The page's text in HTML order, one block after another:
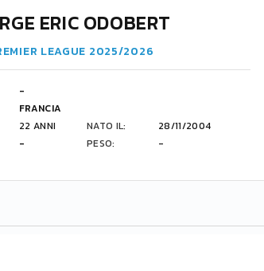
ERIC ODOBERT
LEAGUE 2025/2026
-
FRANCIA
22 ANNI NATO IL:
28/11/2004
- PESO: -